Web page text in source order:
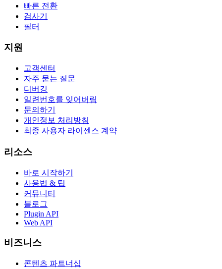
빠른 전환
검사기
필터
지원
고객센터
자주 묻는 질문
디버깅
일련번호를 잊어버림
문의하기
개인정보 처리방침
최종 사용자 라이센스 계약
리소스
바로 시작하기
사용법 & 팁
커뮤니티
블로그
Plugin API
Web API
비즈니스
콘텐츠 파트너십